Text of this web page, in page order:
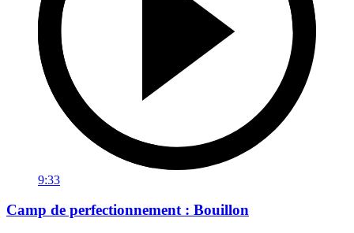
9:33
Camp de perfectionnement : Bouillon